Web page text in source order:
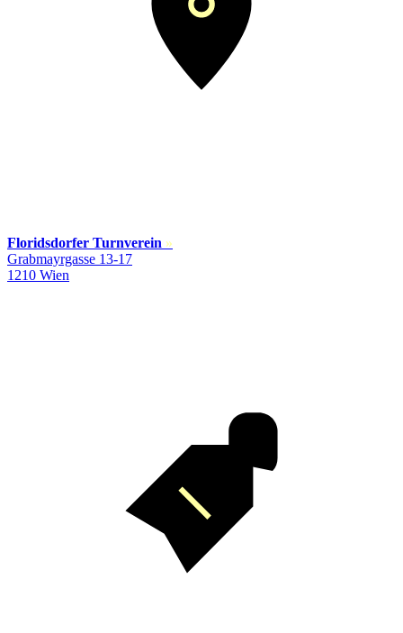
Floridsdorfer Turnverein »
Grabmayrgasse 13-17
1210 Wien